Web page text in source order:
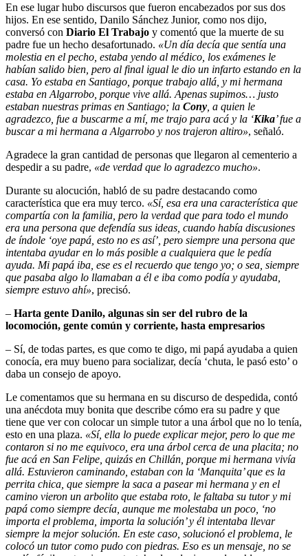
En ese lugar hubo discursos que fueron encabezados por sus dos
hijos. En ese sentido, Danilo Sánchez Junior, como nos dijo,
conversó con Diario El Trabajo y comentó que la muerte de su
padre fue un hecho desafortunado. «Un día decía que sentía una
molestia en el pecho, estaba yendo al médico, los exámenes le
habían salido bien, pero al final igual le dio un infarto estando en la
casa. Yo estaba en Santiago, porque trabajo allá, y mi hermana
estaba en Algarrobo, porque vive allá. Apenas supimos… justo
estaban nuestras primas en Santiago; la Cony , a quien le
agradezco, fue a buscarme a mí, me trajo para acá y la ‘Kika’ fue a
buscar a mi hermana a Algarrobo y nos trajeron altiro», señaló.
Agradece la gran cantidad de personas que llegaron al cementerio a
despedir a su padre, «de verdad que lo agradezco mucho».
Durante su alocución, habló de su padre destacando como
característica que era muy terco. «Sí, esa era una característica que
compartía con la familia, pero la verdad que para todo el mundo
era una persona que defendía sus ideas, cuando había discusiones
de índole ‘oye papá, esto no es así’, pero siempre una persona que
intentaba ayudar en lo más posible a cualquiera que le pedía
ayuda. Mi papá iba, ese es el recuerdo que tengo yo; o sea, siempre
que pasaba algo lo llamaban a él e iba como podía y ayudaba,
siempre estuvo ahí», precisó.
– Harta gente Danilo, algunas sin ser del rubro de la
locomoción, gente común y corriente, hasta empresarios
– Sí, de todas partes, es que como te digo, mi papá ayudaba a quien
conocía, era muy bueno para socializar, decía ‘chuta, le pasó esto’ o
daba un consejo de apoyo.
Le comentamos que su hermana en su discurso de despedida, contó
una anécdota muy bonita que describe cómo era su padre y que
tiene que ver con colocar un simple tutor a una árbol que no lo tenía,
esto en una plaza. «Sí, ella lo puede explicar mejor, pero lo que me
contaron si no me equivoco, era una árbol cerca de una placita; no
fue acá en San Felipe, quizás en Chillán, porque mi hermana vivía
allá. Estuvieron caminando, estaban con la ‘Manquita’ que es la
perrita chica, que siempre la saca a pasear mi hermana y en el
camino vieron un arbolito que estaba roto, le faltaba su tutor y mi
papá como siempre decía, aunque me molestaba un poco, ‘no
importa el problema, importa la solución’ y él intentaba llevar
siempre la mejor solución. En este caso, solucionó el problema, le
colocó un tutor como pudo con piedras. Eso es un mensaje, no se